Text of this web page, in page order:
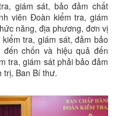
giám sát, bảo đảm chất
viên Đoàn kiểm tra, giám
năng, địa phương, đơn vị
tra, giám sát, đảm bảo
chốn và hiệu quả đến
tra, giám sát phải bảo đảm
trị, Ban Bí thư.